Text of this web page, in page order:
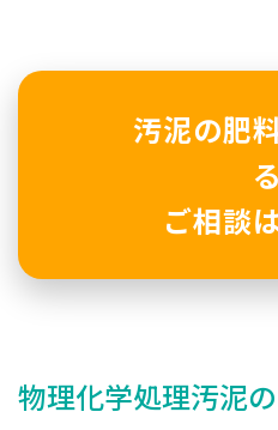
汚泥の肥
る
ご相談
物理化学処理汚泥